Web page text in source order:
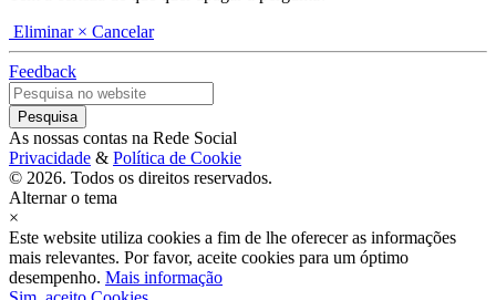
Eliminar × Cancelar
Feedback
As nossas contas na Rede Social
Privacidade & Política de Cookie
© 2026. Todos os direitos reservados.
Alternar o tema
×
Este website utiliza cookies a fim de lhe oferecer as informações
mais relevantes. Por favor, aceite cookies para um óptimo
desempenho. Mais informação